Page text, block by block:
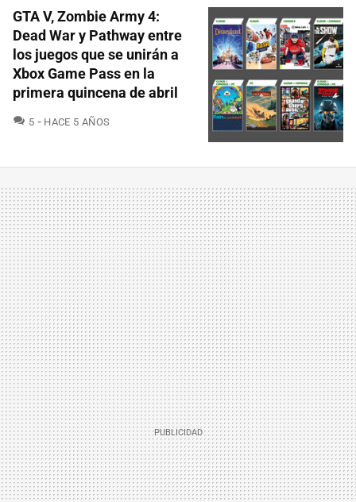
GTA V, Zombie Army 4:
Dead War y Pathway entre
los juegos que se unirán a
Xbox Game Pass en la
primera quincena de abril
5 COMENTARIOS
HACE 5 AÑOS